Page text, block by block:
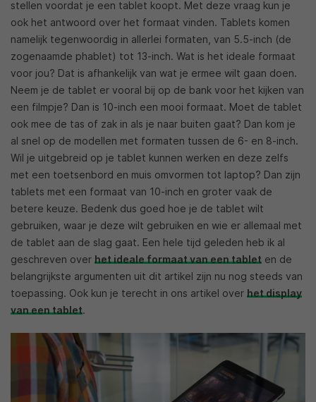
stellen voordat je een tablet koopt. Met deze vraag kun je
ook het antwoord over het formaat vinden. Tablets komen
namelijk tegenwoordig in allerlei formaten, van 5.5-inch (de
zogenaamde phablet) tot 13-inch. Wat is het ideale formaat
voor jou? Dat is afhankelijk van wat je ermee wilt gaan doen.
Neem je de tablet er vooral bij op de bank voor het kijken van
een filmpje? Dan is 10-inch een mooi formaat. Moet de tablet
ook mee de tas of zak in als je naar buiten gaat? Dan kom je
al snel op de modellen met formaten tussen de 6- en 8-inch.
Wil je uitgebreid op je tablet kunnen werken en deze zelfs
met een toetsenbord en muis omvormen tot laptop? Dan zijn
tablets met een formaat van 10-inch en groter vaak de
betere keuze. Bedenk dus goed hoe je de tablet wilt
gebruiken, waar je deze wilt gebruiken en wie er allemaal met
de tablet aan de slag gaat. Een hele tijd geleden heb ik al
geschreven over het ideale formaat van een tablet en de
belangrijkste argumenten uit dit artikel zijn nu nog steeds van
toepassing. Ook kun je terecht in ons artikel over het display
van een tablet.